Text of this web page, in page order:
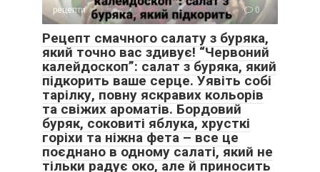
рецепти 0
Рецепт смачного салату з буряка,
який точно вас здивує! “Червоний
калейдоскоп”: салат з буряка, який
підкорить ваше серце. Уявіть собі
тарілку, повну яскравих кольорів
та свіжих ароматів. Бордовий
буряк, соковиті яблука, хрусткі
горіхи та ніжна фета – все це
поєднано в одному салаті, який не
тільки радує око, але й приносить